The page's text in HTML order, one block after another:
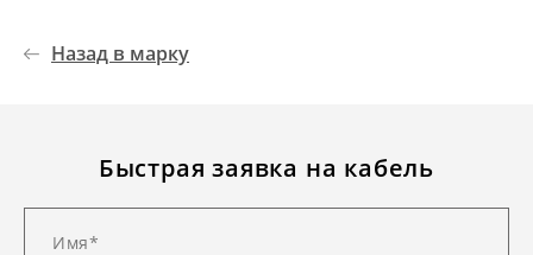
Назад в марку
Быстрая заявка на кабель